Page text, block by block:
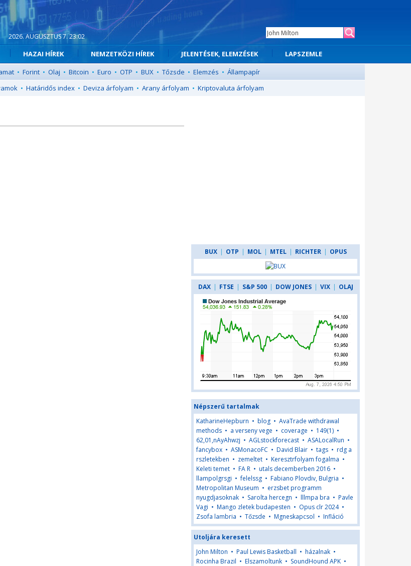
2026. AUGUSZTUS 7. 23:02
HAZAI HÍREK NEMZETKÖZI HÍREK JELENTÉSEK, ELEMZÉSEK
LAPSZEMLE
• Forint • Olaj • Bitcoin • Euro • OTP • BUX • Tőzsde • Elemzés • Állampapír
• Határidős index • Deviza árfolyam • Arany árfolyam • Kriptovaluta árfolyam
BUX | OTP | MOL | MTEL | RICHTER | OPUS
DAX | FTSE | S&P 500 | DOW JONES | VIX | OLAJ
Népszerű tartalmak
KatharineHepburn • blog • AvaTrade withdrawal
methods • a verseny vege • coverage • 149(1) •
62,01,nAyAhwzj • AGLstockforecast • ASALocalRun •
fancybox • ASMonacoFC • David Blair • tags • rdg a
rszletekben • zemeltet • Keresztrfolyam fogalma •
Keleti temet • FA R • utals decemberben 2016 •
llampolgrsgi •felelssg • Fabiano Plovdiv, Bulgria •
Metropolitan Museum • erzsbet programm
nyugdjasoknak • Sarolta hercegn • lllmpa bra • Pavle
Vagi • Mango zletek budapesten • Opus clr 2024•
Zsofa lambria • Tőzsde • Mgneskapcsol • Infláció
Utoljára keresett
John Milton • Paul Lewis Basketball • házalnak •
Rocinha Brazil • Elszamoltunk • SoundHound APK •